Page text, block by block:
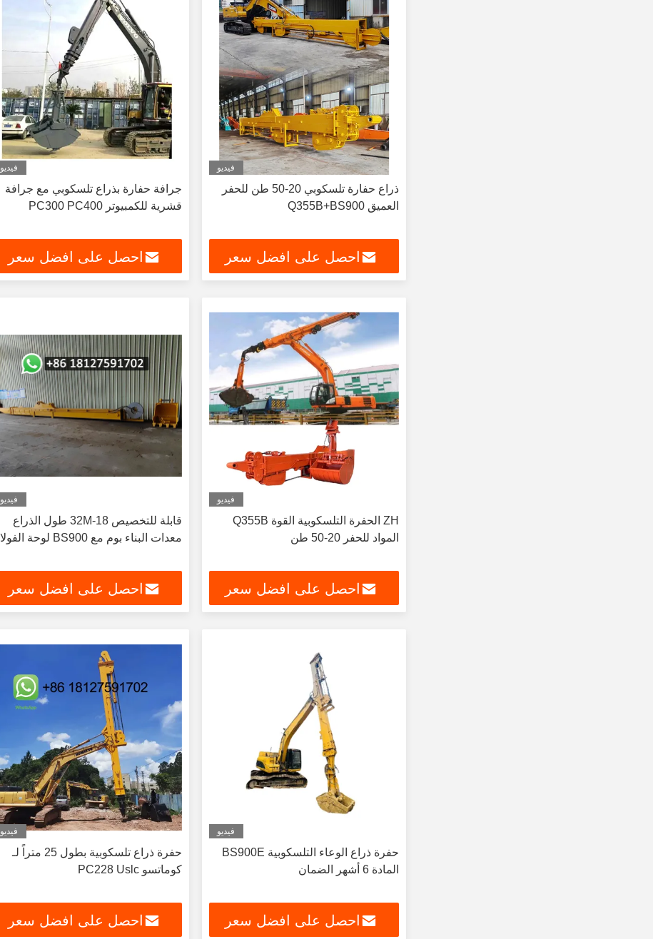
فيديو
ذراع حفارة تلسكوبي 20-50 طن للحفر
العميق Q355B+BS900
احصل على افضل سعر
فيديو
جرافة حفارة بذراع تلسكوبي مع جرافة
قشرية للكمبيوتر PC300 PC400
احصل على افضل سعر
فيديو
ZH الحفرة التلسكوبية القوة Q355B
المواد للحفر 20-50 طن
احصل على افضل سعر
فيديو
قابلة للتخصيص 18-32M طول الذراع
معدات البناء بوم مع BS900 لوحة الفولاذ
احصل على افضل سعر
فيديو
حفرة ذراع الوعاء التلسكوبية BS900E
المادة 6 أشهر الضمان
احصل على افضل سعر
فيديو
حفرة ذراع تلسكوبية بطول 25 متراً لـ
كوماتسو PC228 Uslc
احصل على افضل سعر